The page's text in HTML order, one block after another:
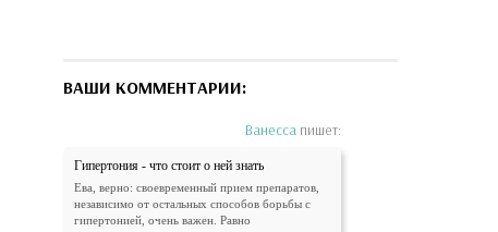
ВАШИ КОММЕНТАРИИ:
Ванесса пишет:
Гипертония - что стоит о ней знать
Ева, верно: своевременный прием препаратов,
независимо от остальных способов борьбы с
гипертонией, очень важен. Равно